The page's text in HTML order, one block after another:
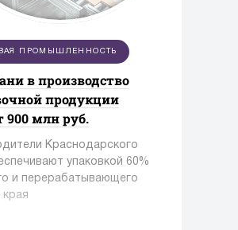
ПРОМЫШЛЕННОСТЬ
в производство
продукции
900 млн руб.
Краснодарского
упаковкой 60%
и перерабатывающего
края